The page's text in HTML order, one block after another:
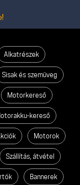
Alkatrészek
Sisak és szemüveg
Motorkereső
kereső
Motorok
Szállítás, átvétel
Bannerek